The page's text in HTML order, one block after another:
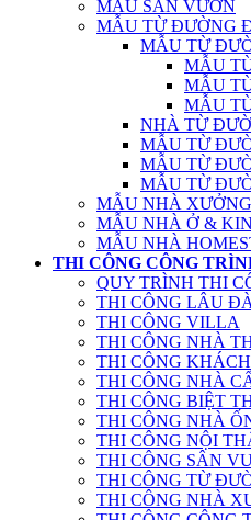
MẪU SÂN VƯỜN
MẪU TỪ ĐƯỜNG
MẪU TỪ
MẪU
MẪU
MẪU
NHÀ TỪ
MẪU TỪ
MẪU TỪ
MẪU TỪ
MẪU NHÀ
MẪU NHÀ Ở &
MẪU NHÀ
THI CÔNG CÔNG
QUY TRÌNH THI
THI CÔNG LÂU
THI CÔNG VILLA
THI CÔNG NHÀ
THI CÔNG
THI CÔNG NHÀ
THI CÔNG BIỆT
THI CÔNG NHÀ
THI CÔNG NỘI
THI CÔNG SÂN
THI CÔNG TỪ
THI CÔNG NHÀ